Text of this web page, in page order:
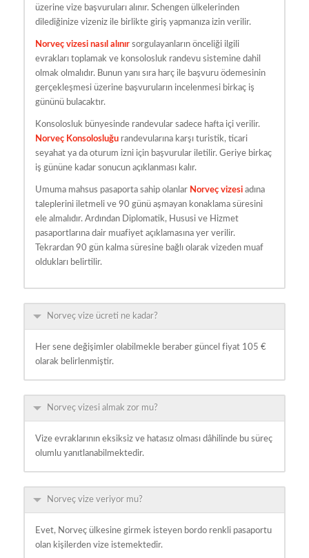
üzerine vize başvuruları alınır. Schengen ülkelerinden
dilediğinize vizeniz ile birlikte giriş yapmanıza izin verilir.
Norveç vizesi nasıl alınır sorgulayanların önceliği ilgili
evrakları toplamak ve konsolosluk randevu sistemine dahil
olmak olmalıdır. Bunun yanı sıra harç ile başvuru ödemesinin
gerçekleşmesi üzerine başvuruların incelenmesi birkaç iş
gününü bulacaktır.
Konsolosluk bünyesinde randevular sadece hafta içi verilir.
Norveç Konsolosluğu randevularına karşı turistik, ticari
seyahat ya da oturum izni için başvurular iletilir. Geriye birkaç
iş gününe kadar sonucun açıklanması kalır.
Umuma mahsus pasaporta sahip olanlar Norveç vizesi adına
taleplerini iletmeli ve 90 günü aşmayan konaklama süresini
ele almalıdır. Ardından Diplomatik, Hususi ve Hizmet
pasaportlarına dair muafiyet açıklamasına yer verilir.
Tekrardan 90 gün kalma süresine bağlı olarak vizeden muaf
oldukları belirtilir.
Norveç vize ücreti ne kadar?
Her sene değişimler olabilmekle beraber güncel fiyat 105 €
olarak belirlenmiştir.
Norveç vizesi almak zor mu?
Vize evraklarının eksiksiz ve hatasız olması dâhilinde bu süreç
olumlu yanıtlanabilmektedir.
Norveç vize veriyor mu?
Evet, Norveç ülkesine girmek isteyen bordo renkli pasaportu
olan kişilerden vize istemektedir.